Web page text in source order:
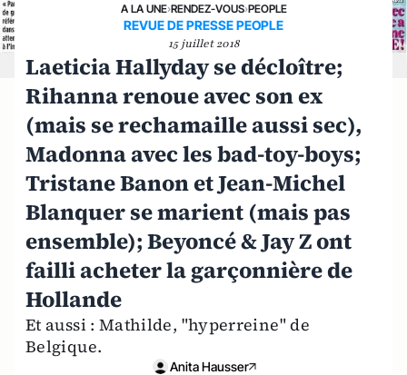
A LA UNE›RENDEZ-VOUS›PEOPLE
REVUE DE PRESSE PEOPLE
15 juillet 2018
Laeticia Hallyday se décloître;
Rihanna renoue avec son ex
(mais se rechamaille aussi sec),
Madonna avec les bad-toy-boys;
Tristane Banon et Jean-Michel
Blanquer se marient (mais pas
ensemble); Beyoncé & Jay Z ont
failli acheter la garçonnière de
Hollande
Et aussi : Mathilde, "hyperreine" de
Belgique.
Anita Hausser